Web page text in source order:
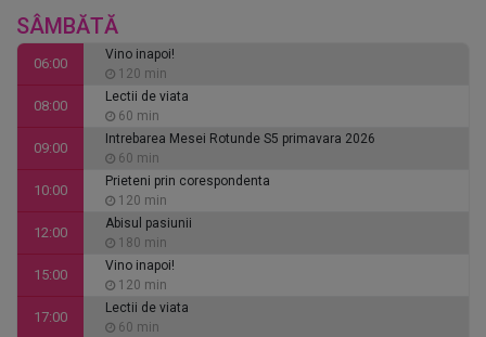
SÂMBĂTĂ
06:00
Vino inapoi!
120 min
08:00
Lectii de viata
60 min
09:00
Intrebarea Mesei Rotunde S5 primavara 2026
60 min
10:00
Prieteni prin corespondenta
120 min
12:00
Abisul pasiunii
180 min
15:00
Vino inapoi!
120 min
17:00
Lectii de viata
60 min